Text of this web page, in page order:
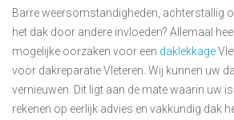
Barre weersomstandigheden, achterstallig
het dak door andere invloeden? Allemaal
mogelijke oorzaken voor een daklekkage
voor dakreparatie Vleteren. Wij kunnen uw
vernieuwen. Dit ligt aan de mate waarin uw
rekenen op eerlijk advies en vakkundig dak